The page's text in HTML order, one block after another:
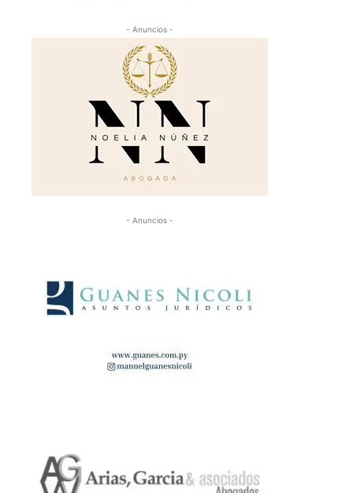
- Anuncios -
- Anuncios -